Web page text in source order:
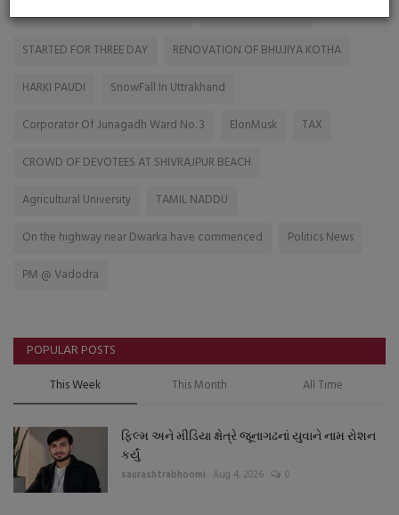
CRORS TRAFFIC SIGNAL ARE OFF
PUNJAB MARRIAGE
STARTED FOR THREE DAY
RENOVATION OF BHUJIYA KOTHA
HARKI PAUDI
SnowFall In Uttrakhand
Corporator Of Junagadh Ward No. 3
ElonMusk
TAX
CROWD OF DEVOTEES AT SHIVRAJPUR BEACH
Agricultural University
TAMIL NADDU
On the highway near Dwarka have commenced
Politics News
PM @ Vadodra
POPULAR POSTS
This Week This Month All Time
ફિલ્મ અને મીડિયા ક્ષેત્રે જૂનાગઢનાં યુવાને નામ રોશન
કર્યું
saurashtrabhoomi Aug 4, 2026 0